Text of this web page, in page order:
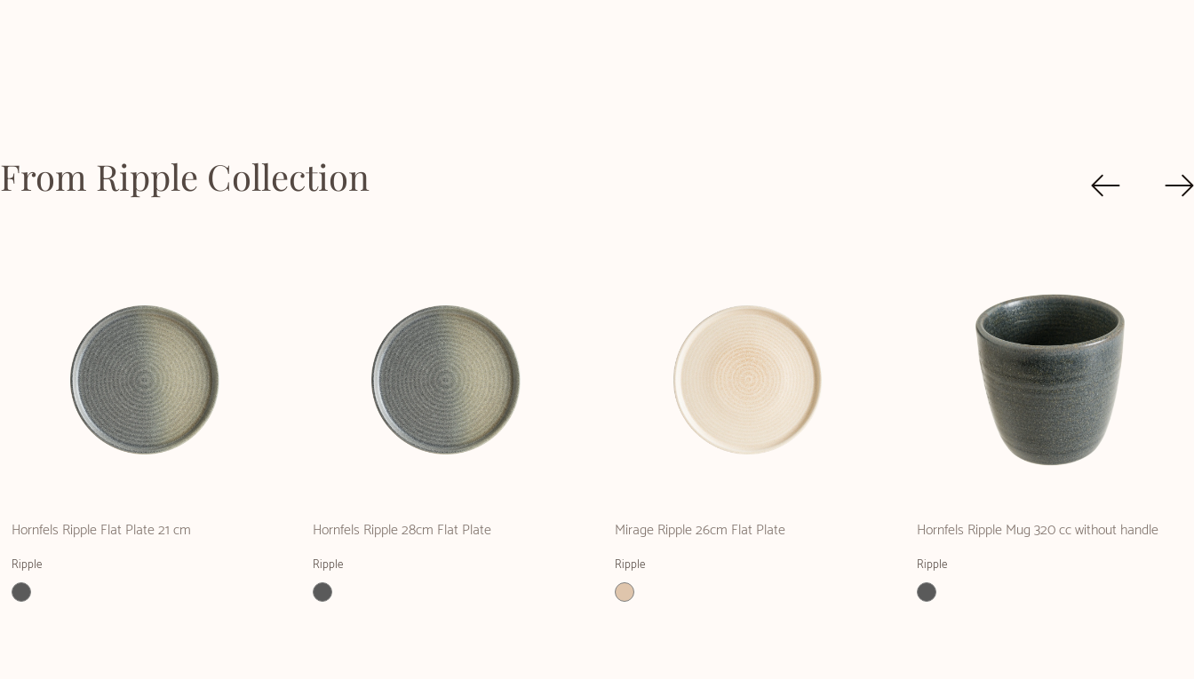
From Ripple Collection
Hornfels Ripple Flat Plate 21 cm
Ripple
Hornfels Ripple 28cm Flat Plate
Ripple
Mirage Ripple 26cm Flat Plate
Ripple
Hornfels Ripple Mug 320 cc without handle
Ripple